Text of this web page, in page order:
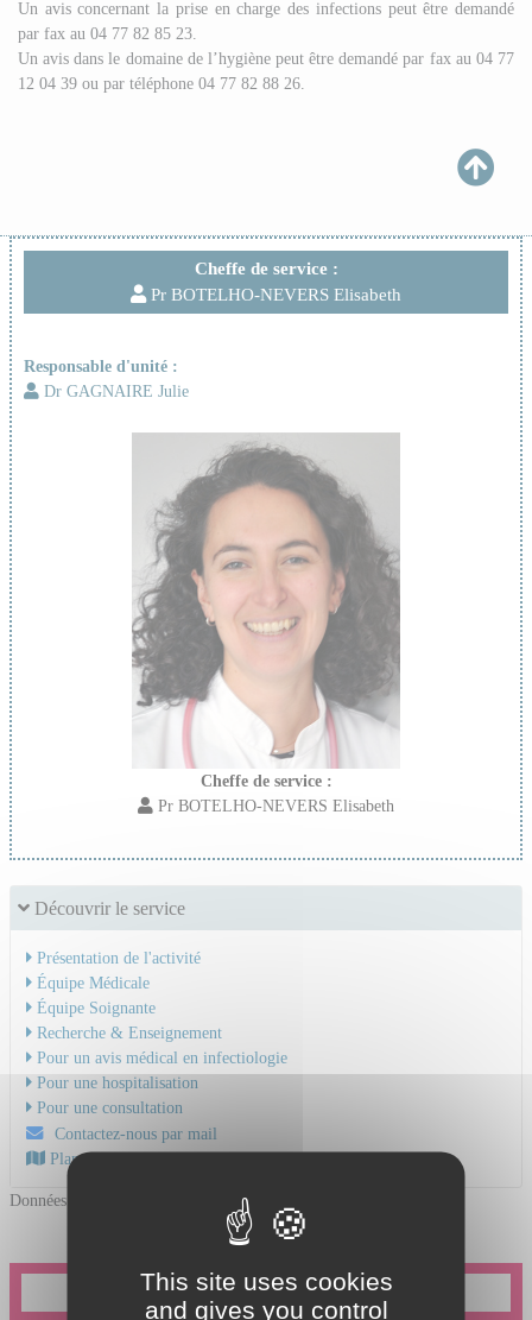
Cheffe de service :
Pr BOTELHO-NEVERS Elisabeth
Responsable d'unité :
Dr GAGNAIRE Julie
Cheffe de service :
Pr BOTELHO-NEVERS Elisabeth
Découvrir le service
Présentation de l'activité
Équipe Médicale
Équipe Soignante
Recherche & Enseignement
Pour un avis médical en infectiologie
Pour une hospitalisation
Pour une consultation
Contactez-nous par mail
Plan d'accès au CHU
Données mises à jour le 21/04/2026
Je souhaite prendre un rendez-vous en ligne
Un avis concernant la prise en charge des infections peut être demandé
par fax au 04 77 82 85 23.
Un avis dans le domaine de l’hygiène peut être demandé par fax au 04 77
12 04 39 ou par téléphone 04 77 82 88 26.
This site uses cookies
and gives you control